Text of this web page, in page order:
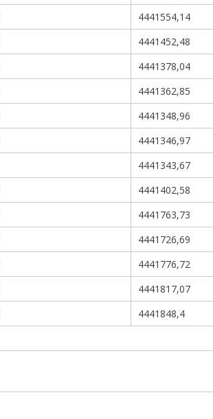
4441554,14
4441452,48
4441378,04
4441362,85
4441348,96
4441346,97
4441343,67
4441402,58
4441763,73
4441726,69
4441776,72
4441817,07
4441848,4